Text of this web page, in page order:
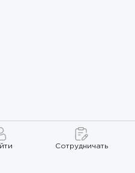
Сотрудничать